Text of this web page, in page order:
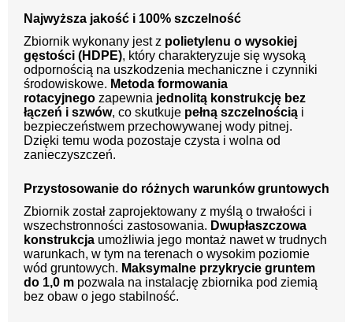
Najwyższa jakość i 100% szczelność
Zbiornik wykonany jest z polietylenu o wysokiej
gęstości (HDPE), który charakteryzuje się wysoką
odpornością na uszkodzenia mechaniczne i czynniki
środowiskowe. Metoda formowania
rotacyjnego zapewnia jednolitą konstrukcję bez
łączeń i szwów, co skutkuje pełną szczelnością i
bezpieczeństwem przechowywanej wody pitnej.
Dzięki temu woda pozostaje czysta i wolna od
zanieczyszczeń.
Przystosowanie do różnych warunków gruntowych
Zbiornik został zaprojektowany z myślą o trwałości i
wszechstronności zastosowania. Dwupłaszczowa
konstrukcja umożliwia jego montaż nawet w trudnych
warunkach, w tym na terenach o wysokim poziomie
wód gruntowych. Maksymalne przykrycie gruntem
do 1,0 m pozwala na instalację zbiornika pod ziemią
bez obaw o jego stabilność.